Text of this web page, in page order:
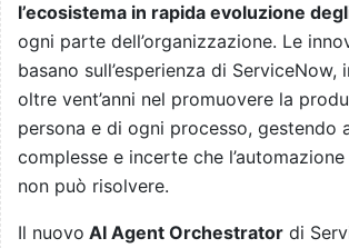
l’ecosistema in rapida evoluzione
ogni parte dell’organizzazione. Le
basano sull’esperienza di ServiceNow,
oltre vent’anni nel promuovere la
persona e di ogni processo, gestendo
complesse e incerte che
non può risolvere.
Il nuovo AI Agent Orchestrator di